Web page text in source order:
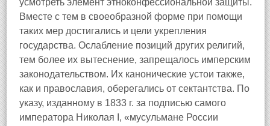
усмотреть элемент этноконфессиональной защиты.
Вместе с тем в своеобразной форме при помощи
таких мер достигались и цели укрепления
государства. Ослабление позиций других религий,
тем более их вытеснение, запрещалось имперским
законодательством. Их канонические устои также,
как и православия, оберегались от сектантства. По
указу, изданному в 1833 г. за подписью самого
императора Николая I, «мусульмане России